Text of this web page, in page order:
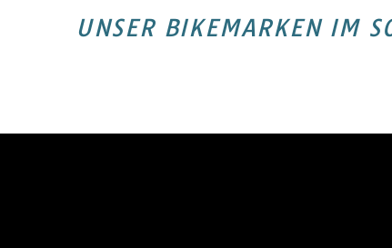
UNSER BIKEMARKEN IM